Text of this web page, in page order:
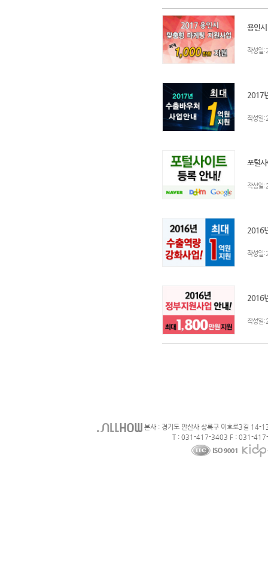
용인
작성일
2017
작성일
포털
작성일
2016
작성일
2016
작성일
본사 : 경기도 안산사 상록구 이호로3길 14-
T : 031-417-3403 F : 031-